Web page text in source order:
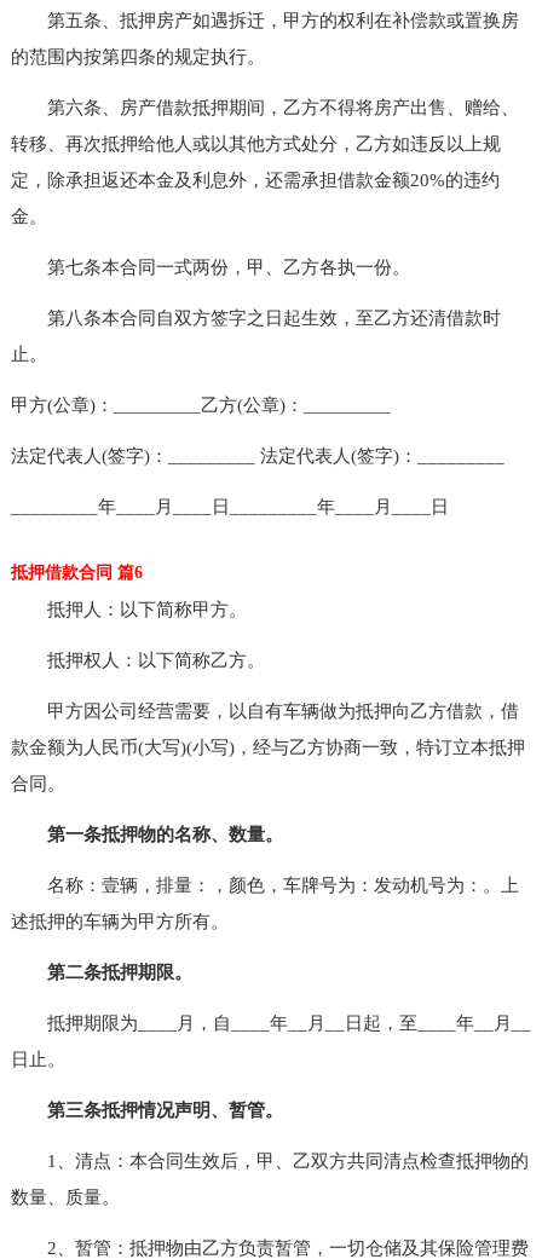
第五条、抵押房产如遇拆迁，甲方的权利在补偿款或置换房
的范围内按第四条的规定执行。
第六条、房产借款抵押期间，乙方不得将房产出售、赠给、
转移、再次抵押给他人或以其他方式处分，乙方如违反以上规
定，除承担返还本金及利息外，还需承担借款金额20%的违约
金。
第七条本合同一式两份，甲、乙方各执一份。
第八条本合同自双方签字之日起生效，至乙方还清借款时
止。
甲方(公章)：_________乙方(公章)：_________
法定代表人(签字)：_________ 法定代表人(签字)：_________
_________年____月____日_________年____月____日
抵押借款合同 篇6
抵押人：以下简称甲方。
抵押权人：以下简称乙方。
甲方因公司经营需要，以自有车辆做为抵押向乙方借款，借
款金额为人民币(大写)(小写)，经与乙方协商一致，特订立本抵押
合同。
第一条抵押物的名称、数量。
名称：壹辆，排量：，颜色，车牌号为：发动机号为：。上
述抵押的车辆为甲方所有。
第二条抵押期限。
抵押期限为____月，自____年__月__日起，至____年__月__
日止。
第三条抵押情况声明、暂管。
1、清点：本合同生效后，甲、乙双方共同清点检查抵押物的
数量、质量。
2、暂管：抵押物由乙方负责暂管，一切仓储及其保险管理费